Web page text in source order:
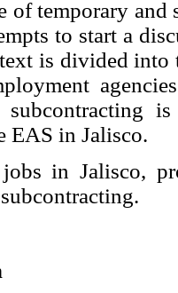
of temporary
to start a
is divided into
EAS in Jalisco.
jobs in Jalisco,